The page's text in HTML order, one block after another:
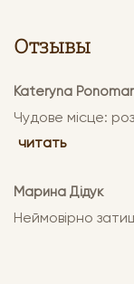
Отзывы
Kateryna
Чудове місце:
читать
Марина Дідук
Неймовірно